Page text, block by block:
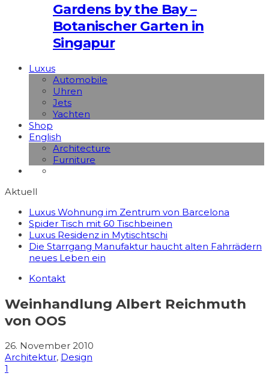
Gardens by the Bay –
Botanischer Garten in
Singapur
Luxus
Automobile
Uhren
Jets
Yachten
Shop
English
Architecture
Furniture
Aktuell
Luxus Wohnung im Zentrum von Barcelona
Spider Tisch mit 60 Tischbeinen
Luxus Residenz in Mytischtschi
Die Starrgang Manufaktur haucht alten Fahrrädern
neues Leben ein
Kontakt
Weinhandlung Albert Reichmuth
von OOS
26. November 2010
Architektur, Design
1